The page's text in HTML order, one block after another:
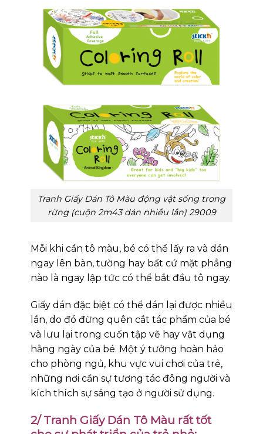
Tranh Giấy Dán Tô Màu động vật sống trong
rừng (cuộn 2m43 dán nhiều lần) 29009
Mỗi khi cần tô màu, bé có thể lấy ra và dán
ngay lên bàn, tường hay bất cứ mặt phẳng
nào là ngay lập tức có thể bắt đầu tô ngay.
Giấy dán đặc biệt có thể dán lại được nhiều
lần, do đó đừng quên cắt tác phẩm của bé
và lưu lại trong cuốn tập vẽ hay vật dụng
hằng ngày của bé. Một ý tưởng hoàn hảo
cho phòng ngủ, khu vực vui chơi của trẻ,
những nơi cần sự tương tác đông người và
kích thích sự sáng tạo ở người sử dụng.
2/ Tranh Giấy Dán Tô Màu rất tốt